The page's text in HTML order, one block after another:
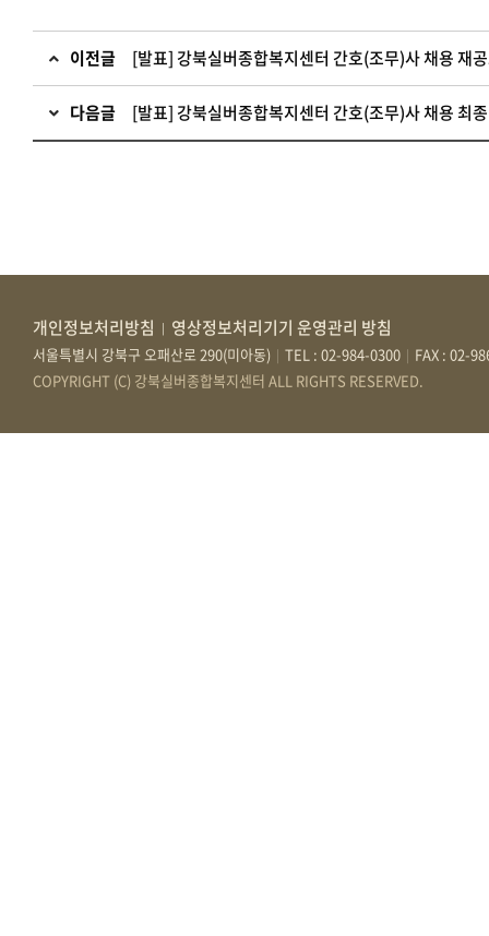
이전글 [발표] 강북실버종합복지센터 간호(조무)사 채용 재
다음글 [발표] 강북실버종합복지센터 간호(조무)사 채용 최
개인정보처리방침 영상정보처리기기 운영관리 방침
서울특별시 강북구 오패산로 290(미아동) | TEL : 02-984-0300 | FAX : 02-
COPYRIGHT (C) 강북실버종합복지센터 ALL RIGHTS RESERVED.